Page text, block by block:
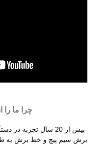
چرا ما را
برش سیم پیچ و خط برش به